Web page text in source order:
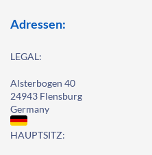
Adressen:
LEGAL:
Alsterbogen 40
24943 Flensburg
Germany
HAUPTSITZ: